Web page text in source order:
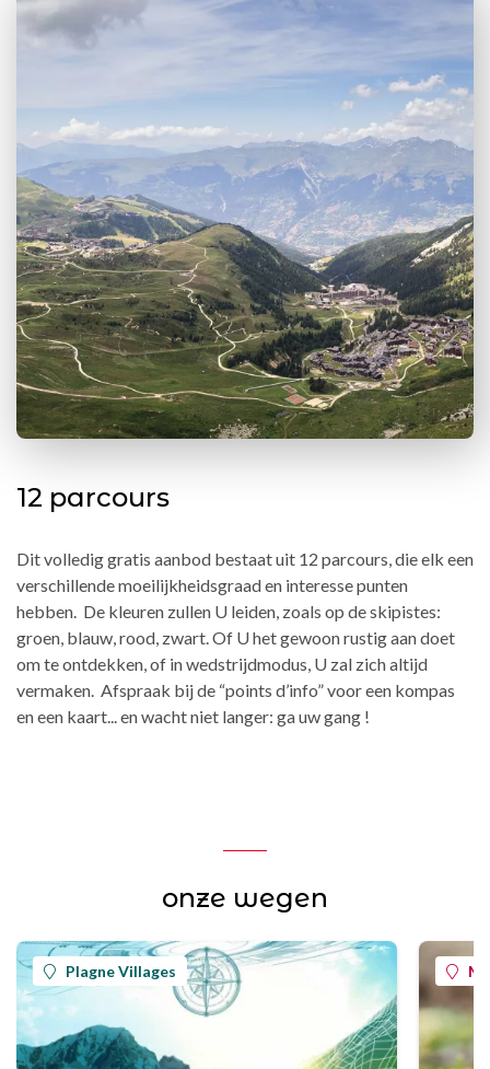
12 parcours
Dit volledig gratis aanbod bestaat uit 12 parcours, die elk een
verschillende moeilijkheidsgraad en interesse punten
hebben. De kleuren zullen U leiden, zoals op de skipistes:
groen, blauw, rood, zwart. Of U het gewoon rustig aan doet
om te ontdekken, of in wedstrijdmodus, U zal zich altijd
vermaken. Afspraak bij de “points d’info” voor een kompas
en een kaart... en wacht niet langer: ga uw gang !
onze wegen
Plagne Villages